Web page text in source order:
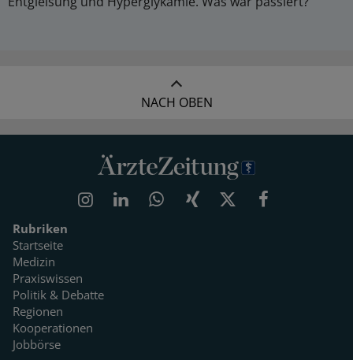
NACH OBEN
Rubriken
Startseite
Medizin
Praxiswissen
Politik & Debatte
Regionen
Kooperationen
Jobbörse